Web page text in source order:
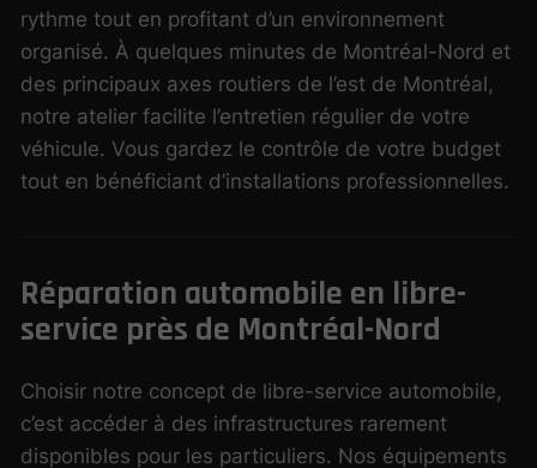
rythme tout en profitant d’un environnement
organisé. À quelques minutes de Montréal-Nord et
des principaux axes routiers de l’est de Montréal,
notre atelier facilite l’entretien régulier de votre
véhicule. Vous gardez le contrôle de votre budget
tout en bénéficiant d’installations professionnelles.
Réparation automobile en libre-
service près de Montréal-Nord
Choisir notre concept de libre-service automobile,
c’est accéder à des infrastructures rarement
disponibles pour les particuliers. Nos équipements